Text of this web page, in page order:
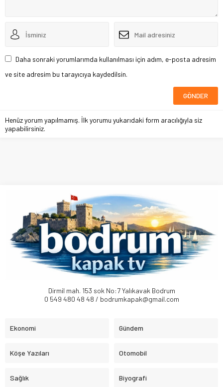
Daha sonraki yorumlarımda kullanılması için adım, e-posta adresim
ve site adresim bu tarayıcıya kaydedilsin.
Henüz yorum yapılmamış. İlk yorumu yukarıdaki form aracılığıyla siz
yapabilirsiniz.
Dirmil mah. 153 sok No:7 Yalıkavak Bodrum
0 549 480 48 48 / bodrumkapak@gmail.com
Ekonomi Gündem
Köşe Yazıları Otomobil
Sağlık Biyografi